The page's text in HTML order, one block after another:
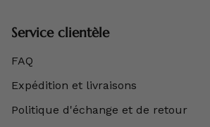
Service clientèle
FAQ
Expédition et livraisons
Politique d'échange et de retour